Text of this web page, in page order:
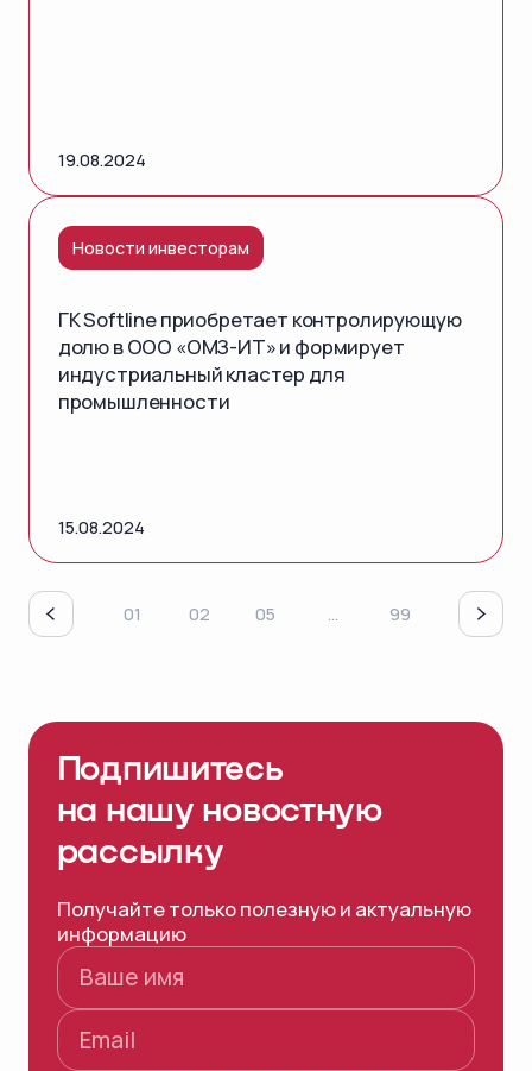
19.08.2024
Новости инвесторам
ГК Softline приобретает контролирующую
долю в ООО «ОМЗ-ИТ» и формирует
индустриальный кластер для
промышленности
15.08.2024
01 02 05 ... 99
Подпишитесь
на нашу новостную
рассылку
Получайте только полезную и актуальную
информацию